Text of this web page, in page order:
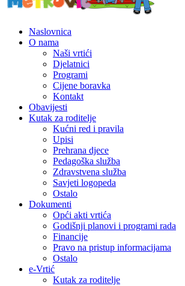
Naslovnica
O nama
Naši vrtići
Djelatnici
Programi
Cijene boravka
Kontakt
Obavijesti
Kutak za roditelje
Kućni red i pravila
Upisi
Prehrana djece
Pedagoška služba
Zdravstvena služba
Savjeti logopeda
Ostalo
Dokumenti
Opći akti vrtića
Godišnji planovi i programi rada
Financije
Pravo na pristup informacijama
Ostalo
e-Vrtić
Kutak za roditelje